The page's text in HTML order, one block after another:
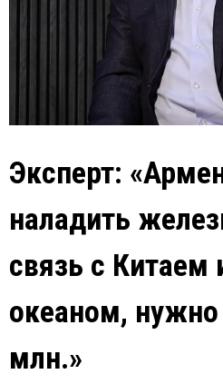
Эксперт:
наладить
связь с
океаном, нужно
млн.»